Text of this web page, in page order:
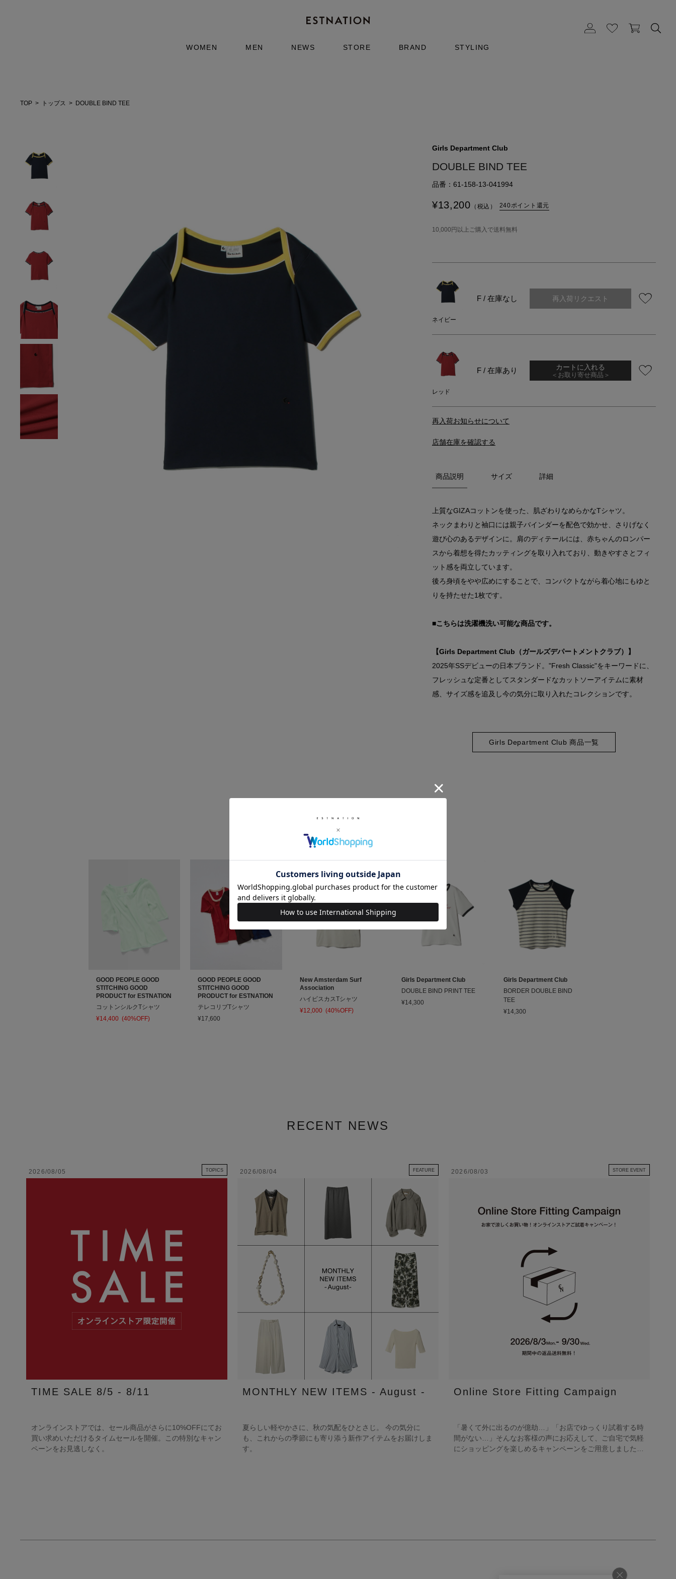
WOMEN MEN NEWS STORE BRAND STYLING
TOP トップス DOUBLE BIND TEE
Girls Department Club
DOUBLE BIND TEE
品番：61-158-13-041994
¥13,200 （税込） 240ポイント還元
10,000円以上ご購入で送料無料
ネイビー
F / 在庫なし 再入荷リクエスト
レッド
F / 在庫あり カートに入れる
＜お取り寄せ商品＞
再入荷お知らせについて
店舗在庫を確認する
商品説明 サイズ 詳細
上質なGIZAコットンを使った、肌ざわりなめらかなTシャツ。
ネックまわりと袖口には親子バインダーを配色で効かせ、さりげなく
遊び心のあるデザインに。肩のディテールには、赤ちゃんのロンパー
スから着想を得たカッティングを取り入れており、動きやすさとフィ
ット感を両立しています。
後ろ身頃をやや広めにすることで、コンパクトながら着心地にもゆと
りを持たせた1枚です。
■こちらは洗濯機洗い可能な商品です。
【Girls Department Club（ガールズデパートメントクラブ）】
2025年SSデビューの日本ブランド。"Fresh Classic"をキーワードに、
フレッシュな定番としてスタンダードなカットソーアイテムに素材
感、サイズ感を追及し今の気分に取り入れたコレクションです。
Girls Department Club 商品一覧
RELATED ITEM
GOOD PEOPLE GOOD
STITCHING GOOD
PRODUCT for ESTNATION
コットンシルクTシャツ
¥14,400 (40%OFF)
GOOD PEOPLE GOOD
STITCHING GOOD
PRODUCT for ESTNATION
テレコリブTシャツ
¥17,600
New Amsterdam Surf
Association
ハイビスカスTシャツ
¥12,000 (40%OFF)
Girls Department Club
DOUBLE BIND PRINT TEE
¥14,300
Girls Department Club
BORDER DOUBLE BIND
TEE
¥14,300
RECENT NEWS
2026/08/05 TOPICS
TIME SALE 8/5 - 8/11
オンラインストアでは、セール商品がさらに10%OFFにてお
買い求めいただけるタイムセールを開催。この特別なキャン
ペーンをお見逃しなく。
2026/08/04 FEATURE
MONTHLY NEW ITEMS - August -
夏らしい軽やかさに、秋の気配をひとさじ。 今の気分に
も、これからの季節にも寄り添う新作アイテムをお届けしま
す。
2026/08/03 STORE EVENT
Online Store Fitting Campaign
「暑くて外に出るのが億劫…」「お店でゆっくり試着する時
間がない…」そんなお客様の声にお応えして、ご自宅で気軽
にショッピングを楽しめるキャンペーンをご用意しました！
事項をご入力のうえ、ご連絡をお願いいたします。 ② お問